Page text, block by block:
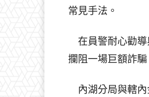
常見手法。
在員警耐心勸導
攔阻一場巨額詐
內湖分局與轄內